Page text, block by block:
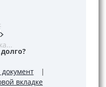
документ
|
вкладке